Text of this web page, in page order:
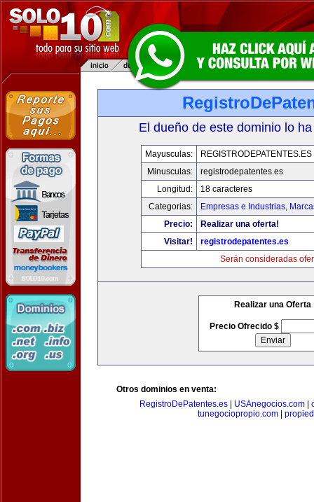
El dueño de este dominio lo
Mayusculas:
REGISTRODEPATENTES.ES
Minusculas:
registrodepatentes.es
Longitud:
18 caracteres
Categorias:
Empresas e Industrias,
Precio:
Realizar una oferta!
Visitar!
registrodepatentes.es
Serán consideradas
Realizar una Oferta
Precio Ofrecido $
Otros dominios en venta:
RegistroDePatentes.es
USAnegocios.com
tunegociopropio.com|